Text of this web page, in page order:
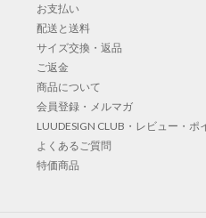
お支払い
配送と送料
サイズ交換・返品
ご返金
商品について
会員登録・メルマガ
LUUDESIGN CLUB・レビュー・ポ
よくあるご質問
特価商品